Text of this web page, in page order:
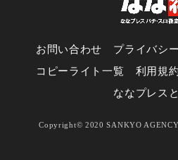
お問い合わせ プライバシ
コピーライト一覧
利用規約
ななプレス
Copyright© 2020 SANKYO